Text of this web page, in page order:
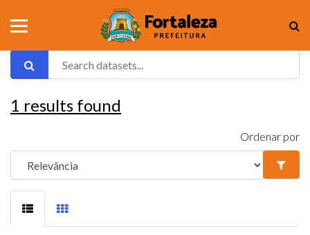
1 results found
Ordenar por